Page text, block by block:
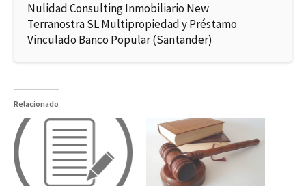
Nulidad Consulting Inmobiliario New
Terranostra SL Multipropiedad y Préstamo
Vinculado Banco Popular (Santander)
Relacionado